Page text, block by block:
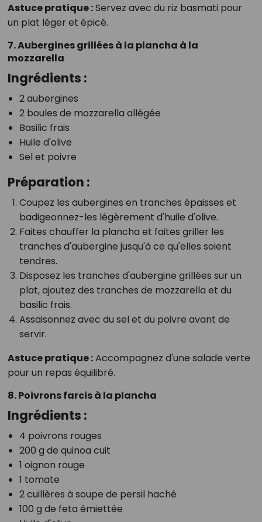
Astuce pratique :Servez avec du riz basmati pour
un plat léger et épicé.
7. Aubergines grillées à la plancha à la
mozzarella
Ingrédients :
2 aubergines
2 boules de mozzarella allégée
Basilic frais
Huile d'olive
Sel et poivre
Préparation :
Coupez les aubergines en tranches épaisses et
badigeonnez-les légèrement d'huile d'olive.
Faites chauffer la plancha et faites griller les
tranches d'aubergine jusqu'à ce qu'elles soient
tendres.
Disposez les tranches d'aubergine grillées sur un
plat, ajoutez des tranches de mozzarella et du
basilic frais.
Assaisonnez avec du sel et du poivre avant de
servir.
Astuce pratique :Accompagnez d'une salade verte
pour un repas équilibré.
8. Poivrons farcis à la plancha
Ingrédients :
4 poivrons rouges
200 g de quinoa cuit
1 oignon rouge
1 tomate
2 cuillères à soupe de persil haché
100 g de feta émiettée